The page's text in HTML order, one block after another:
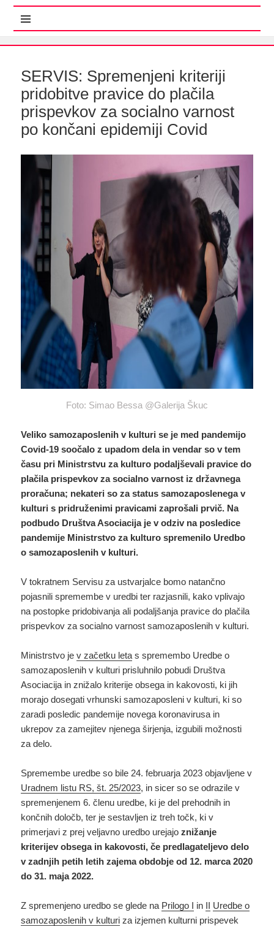
SERVIS: Spremenjeni kriteriji
pridobitve pravice do plačila
prispevkov za socialno varnost
po končani epidemiji Covid
Foto: Simao Bessa @Galerija Škuc
Veliko samozaposlenih v kulturi se je med pandemijo
Covid-19 soočalo z upadom dela in vendar so v tem
času pri Ministrstvu za kulturo podaljševali pravice do
plačila prispevkov za socialno varnost iz državnega
proračuna; nekateri so za status samozaposlenega v
kulturi s pridruženimi pravicami zaprošali prvič. Na
podbudo Društva Asociacija je v odziv na posledice
pandemije Ministrstvo za kulturo spremenilo Uredbo
o samozaposlenih v kulturi.
V tokratnem Servisu za ustvarjalce bomo natančno
pojasnili spremembe v uredbi ter razjasnili, kako vplivajo
na postopke pridobivanja ali podaljšanja pravice do plačila
prispevkov za socialno varnost samozaposlenih v kulturi.
Ministrstvo jev začetku leta s spremembo Uredbe o
samozaposlenih v kulturi prisluhnilo pobudi Društva
Asociacija in znižalo kriterije obsega in kakovosti, ki jih
morajo dosegati vrhunski samozaposleni v kulturi, ki so
zaradi posledic pandemije novega koronavirusa in
ukrepov za zamejitev njenega širjenja, izgubili možnosti
za delo.
Spremembe uredbe so bile 24. februarja 2023 objavljene v
Uradnem listu RS, št. 25/2023, in sicer so se odrazile v
spremenjenem 6. členu uredbe, ki je del prehodnih in
končnih določb, ter je sestavljen iz treh točk, ki v
primerjavi z prej veljavno uredbo urejajoznižanje
kriterijev obsega in kakovosti, če predlagateljevo delo
v zadnjih petih letih zajema obdobje od 12. marca 2020
do 31. maja 2022.
Z spremenjeno uredbo se glede na Prilogo I in II Uredbe o
samozaposlenih v kulturi za izjemen kulturni prispevek